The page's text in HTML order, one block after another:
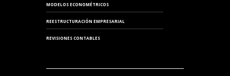
MODELOS ECONOMÉTRICOS
REESTRUCTURACIÓN EMPRESARIAL
REVISIONES CONTABLES